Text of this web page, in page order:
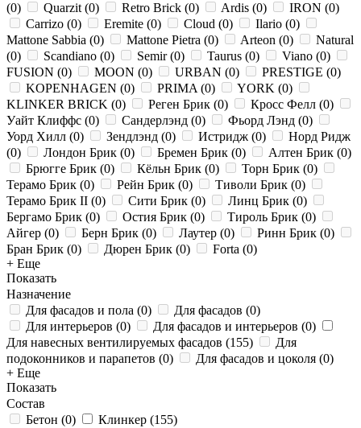
(0) Quarzit (0) Retro Brick (0) Ardis (0) IRON (0)
Carrizo (0) Eremite (0) Cloud (0) Ilario (0)
Mattone Sabbia (0) Mattone Pietra (0) Arteon (0)
Natural
(0) Scandiano (0) Semir(0) Taurus (0) Viano (0)
FUSION (0) MOON (0) URBAN (0) PRESTIGE (0)
KOPENHAGEN (0) PRIMA (0) YORK (0)
KLINKER BRICK (0) Реген Брик (0) Кросс Фелл (0)
Уайт Клиффс (0) Сандерлэнд (0) Фьорд Лэнд (0)
Уорд Хилл (0) Зендлэнд (0) Истридж (0)
Норд Ридж
(0) Лондон Брик (0) Бремен Брик (0) Алтен Брик (0)
Брюгге Брик (0) Кёльн Брик (0) Торн Брик (0)
Терамо Брик (0) Рейн Брик (0) Тиволи Брик (0)
Терамо Брик II (0) Сити Брик (0) Линц Брик (0)
Бергамо Брик (0) Остия Брик (0) Тироль Брик (0)
Айгер (0) Берн Брик (0) Лаутер (0) Ринн Брик (0)
Бран Брик (0) Дюрен Брик (0) Forta (0)
+ Еще
Показать
Назначение
Для фасадов и пола (0) Для фасадов (0)
Для интерьеров (0) Для фасадов и интерьеров (0)
Для навесных вентилируемых фасадов (155)
Для
подоконников и парапетов (0) Для фасадов и цоколя (0)
+ Еще
Показать
Состав
Бетон (0) Клинкер (155)